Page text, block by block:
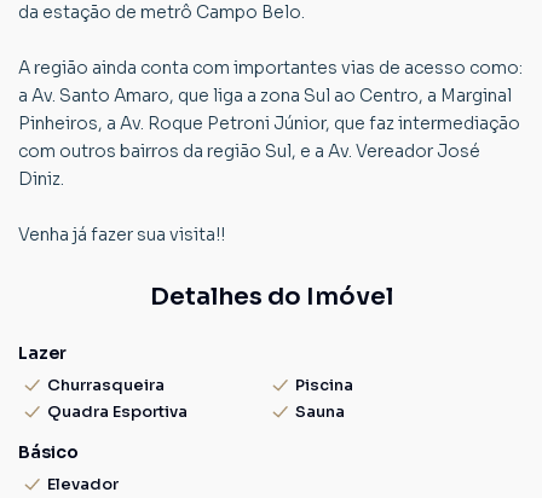
da estação de metrô Campo Belo.
A região ainda conta com importantes vias de acesso como:
a Av. Santo Amaro, que liga a zona Sul ao Centro, a Marginal
Pinheiros, a Av. Roque Petroni Júnior, que faz intermediação
com outros bairros da região Sul, e a Av. Vereador José
Diniz.
Venha já fazer sua visita!!
Detalhes do Imóvel
Lazer
Churrasqueira
Piscina
Quadra Esportiva
Sauna
Básico
Elevador